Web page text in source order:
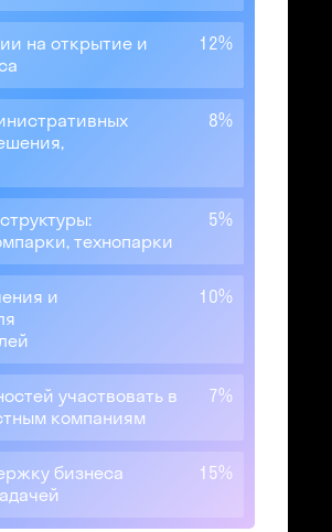
на открытие и
12%
8%
технопарки
5%
и
10%
участвовать в
компаниям
7%
бизнеса
15%